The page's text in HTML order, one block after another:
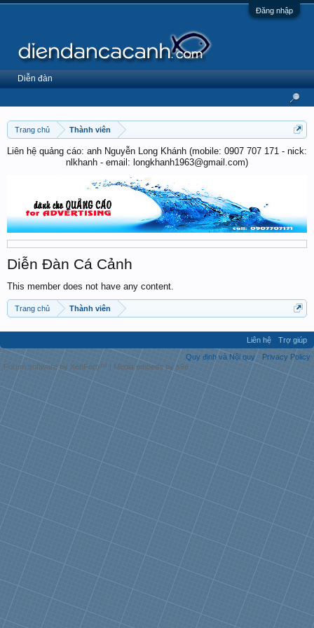
Đăng nhập
Trang chủ Thành viên
Liên hệ quảng cáo: anh Nguyễn Long Khánh (mobile: 0907 707 171 - nick:
nlkhanh - email: longkhanh1963@gmail.com)
Diễn Đàn Cá Cảnh
This member does not have any content.
Trang chủ Thành viên
Diễn đàn
Liên hệ
Trợ giúp
Quy định và Nội quy
Privacy Policy
Forum software by XenForo™ | Media embeds by s9e